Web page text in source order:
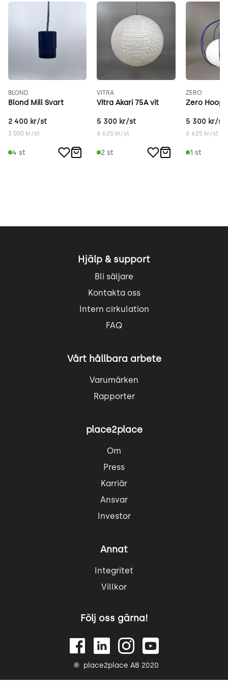
BLOND
Blond Mill Svart
2 400 kr/st
3 000 kr/st
4 st
VITRA
Vitra Akari 75A vit
5 300 kr/st
6 625 kr/st
2 st
ZERO
Zero Hoop
5 300 kr/st
6 625kr/st
1 st
Hjälp & support
Bli säljare
Kontakta oss
Intern cirkulation
FAQ
Vårt hållbara arbete
Varumärken
Rapporter
place2place
Om
Press
Karriär
Ansvar
Investor
Annat
Integritet
Villkor
Följ oss gärna!
place2place AB 2020